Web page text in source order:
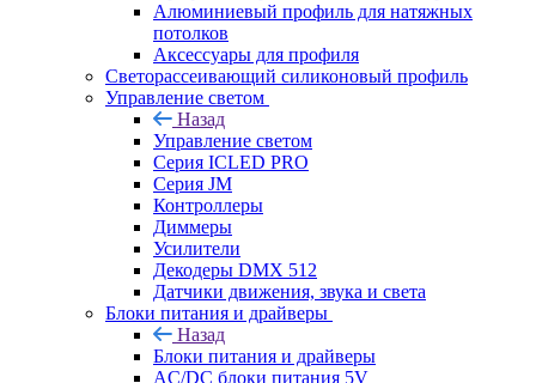
Алюминиевый профиль для натяжных
потолков
Аксессуары для профиля
Светорассеивающий силиконовый профиль
Управление светом
Назад
Управление светом
Серия ICLED PRO
Серия JM
Контроллеры
Диммеры
Усилители
Декодеры DMX 512
Датчики движения, звука и света
Блоки питания и драйверы
Назад
Блоки питания и драйверы
AC/DC блоки питания 5V